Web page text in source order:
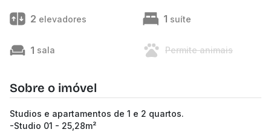
2 elevadores 1 suíte
1 sala Permite animais
Sobre o imóvel
Studios e apartamentos de 1 e 2 quartos.
-Studio 01 - 25,28m²